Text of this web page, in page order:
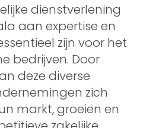
dienstverlening
aan expertise en
zijn voor het
bedrijven. Door
deze diverse
zich
markt, groeien en